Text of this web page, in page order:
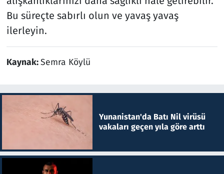
Bu süreçte sabırlı olun ve yavaş yavaş
ilerleyin.
Kaynak:Semra Köylü
Yunanistan'da Batı Nil virüsü
vakaları geçen yıla göre arttı